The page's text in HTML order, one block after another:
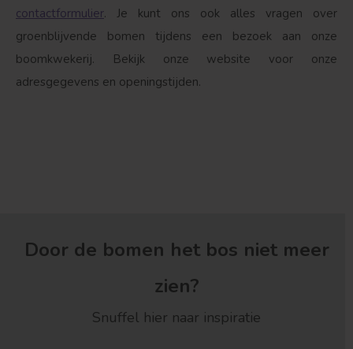
contactformulier. Je kunt ons ook alles vragen over
groenblijvende bomen tijdens een bezoek aan onze
boomkwekerij. Bekijk onze website voor onze
adresgegevens en openingstijden.
Door de bomen het bos niet meer
zien?
Snuffel hier naar inspiratie